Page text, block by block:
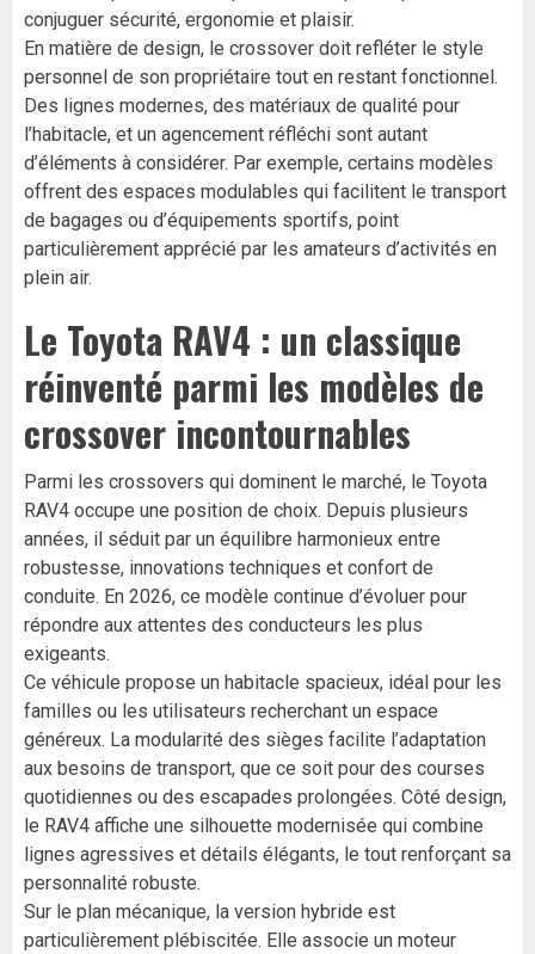
conjuguer sécurité, ergonomie et plaisir.
En matière de design, le crossover doit refléter le style
personnel de son propriétaire tout en restant fonctionnel.
Des lignes modernes, des matériaux de qualité pour
l’habitacle, et un agencement réfléchi sont autant
d’éléments à considérer. Par exemple, certains modèles
offrent des espaces modulables qui facilitent le transport
de bagages ou d’équipements sportifs, point
particulièrement apprécié par les amateurs d’activités en
plein air.
Le Toyota RAV4 : un classique
réinventé parmi les modèles de
crossover incontournables
Parmi les crossovers qui dominent le marché, le Toyota
RAV4 occupe une position de choix. Depuis plusieurs
années, il séduit par un équilibre harmonieux entre
robustesse, innovations techniques et confort de
conduite. En 2026, ce modèle continue d’évoluer pour
répondre aux attentes des conducteurs les plus
exigeants.
Ce véhicule propose un habitacle spacieux, idéal pour les
familles ou les utilisateurs recherchant un espace
généreux. La modularité des sièges facilite l’adaptation
aux besoins de transport, que ce soit pour des courses
quotidiennes ou des escapades prolongées. Côté design,
le RAV4 affiche une silhouette modernisée qui combine
lignes agressives et détails élégants, le tout renforçant sa
personnalité robuste.
Sur le plan mécanique, la version hybride est
particulièrement plébiscitée. Elle associe un moteur